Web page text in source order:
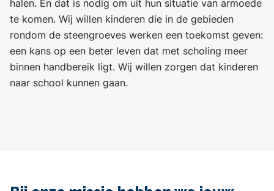
halen. En dat is nodig om uit hun situatie van armoede
te komen. Wij willen kinderen die in de gebieden
rondom de steengroeves werken een toekomst geven:
een kans op een beter leven dat met scholing meer
binnen handbereik ligt. Wij willen zorgen dat kinderen
naar school kunnen gaan.